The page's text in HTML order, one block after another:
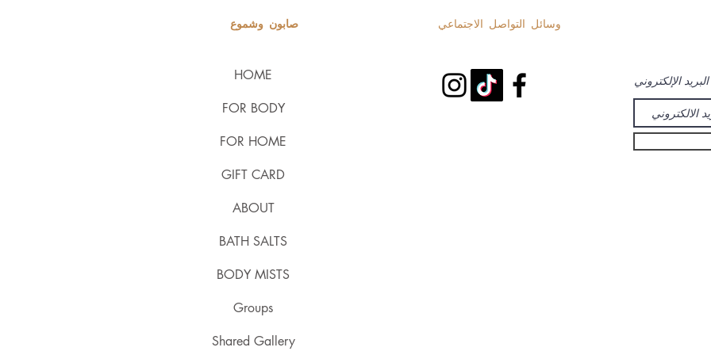
صابون وشموع
HOME
FOR BODY
FOR HOME
GIFT CARD
ABOUT
BATH SALTS
BODY MISTS
Groups
Shared Gallery
الإلكتروني